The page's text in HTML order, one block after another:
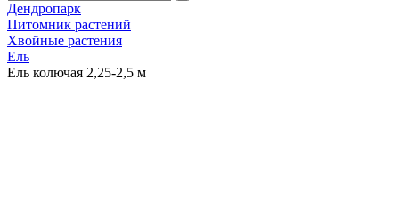
Дендропарк
Питомник растений
Хвойные растения
Ель
Ель колючая 2,25-2,5 м